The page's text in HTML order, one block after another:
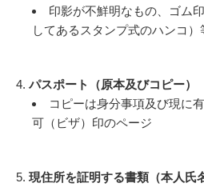
印影が不鮮明なもの、ゴム
してあるスタンプ式のハンコ）
4. パスポート（原本及びコピー）
コピーは身分事項及び現に
可（ビザ）印のページ
5. 現住所を証明する書類（本人氏